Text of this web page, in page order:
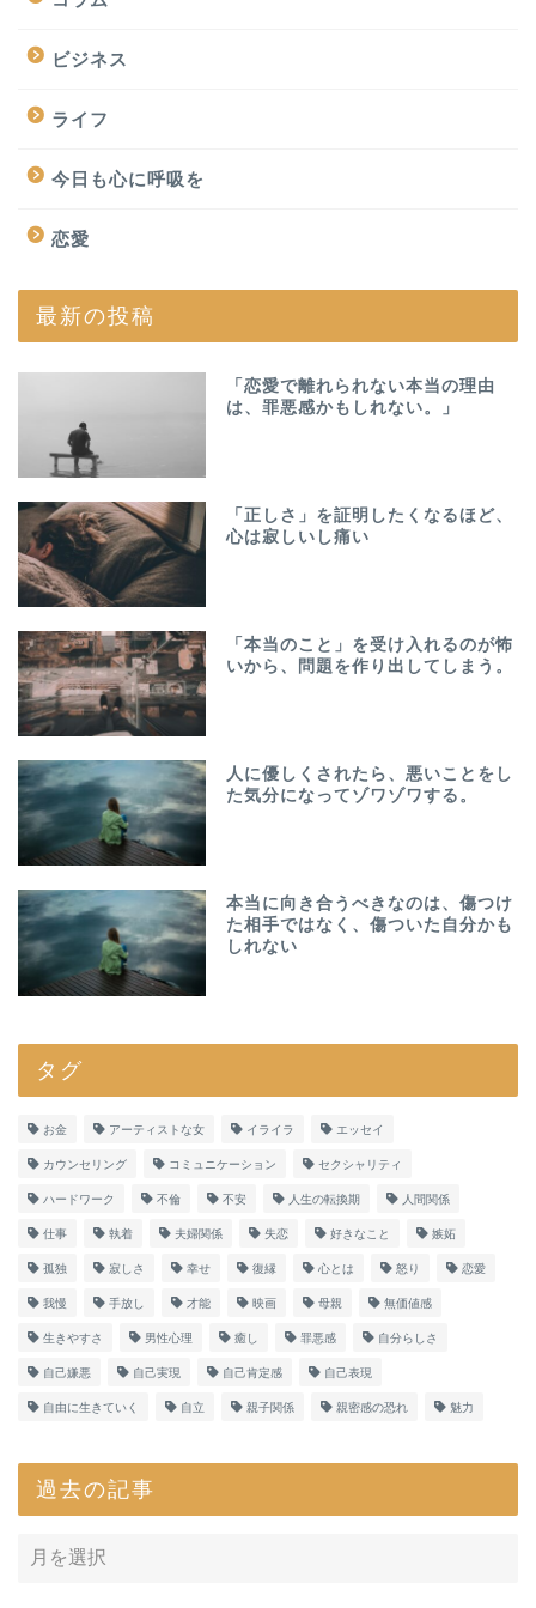
ビジネス
ライフ
今日も心に呼吸を
恋愛
最新の投稿
「恋愛で離れられない本当の理由
は、罪悪感かもしれない。」
「正しさ」を証明したくなるほど、
心は寂しいし痛い
「本当のこと」を受け入れるのが怖
いから、問題を作り出してしまう。
人に優しくされたら、悪いことをし
た気分になってゾワゾワする。
本当に向き合うべきなのは、傷つけ
た相手ではなく、傷ついた自分かも
しれない
タグ
お金 アーティストな女 イライラ エッセイ
カウンセリング コミュニケーション セクシャリティ
ハードワーク 不倫 不安 人生の転換期 人間関係
仕事 執着 夫婦関係 失恋 好きなこと 嫉妬
孤独 寂しさ 幸せ 復縁 心とは 怒り 恋愛
我慢 手放し 才能 映画 母親 無価値感
生きやすさ 男性心理 癒し 罪悪感 自分らしさ
自己嫌悪 自己実現 自己肯定感 自己表現
自由に生きていく 自立 親子関係 親密感の恐れ 魅力
過去の記事